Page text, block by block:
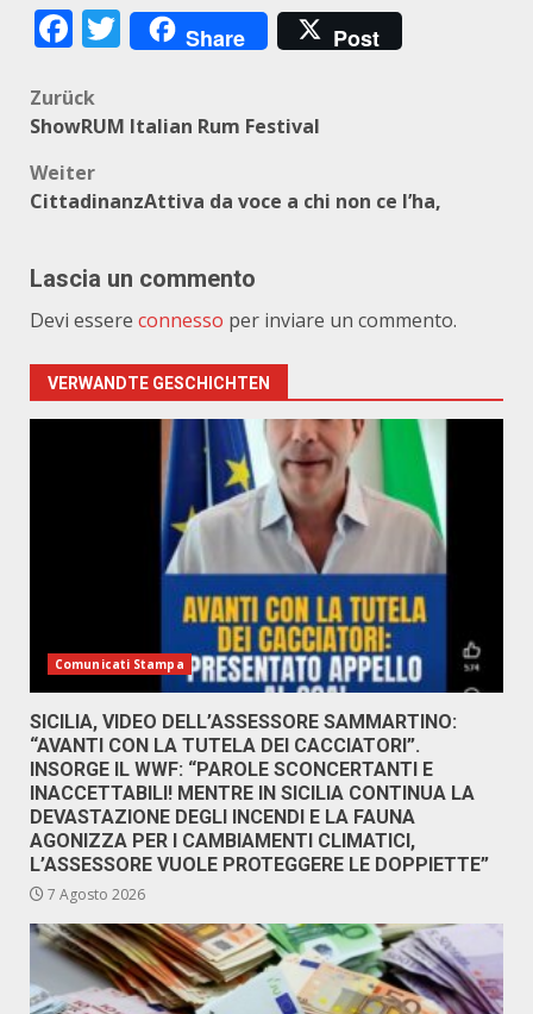
Facebook
Twitter
Share Post
Beitragsnavigation
Zurück
ShowRUM Italian Rum Festival
Weiter
CittadinanzAttiva da voce a chi non ce l’ha,
Lascia un commento
Devi essere connesso per inviare un commento.
VERWANDTE GESCHICHTEN
Comunicati Stampa
SICILIA, VIDEO DELL’ASSESSORE SAMMARTINO:
“AVANTI CON LA TUTELA DEI CACCIATORI”.
INSORGE IL WWF: “PAROLE SCONCERTANTI E
INACCETTABILI! MENTRE IN SICILIA CONTINUA LA
DEVASTAZIONE DEGLI INCENDI E LA FAUNA
AGONIZZA PER I CAMBIAMENTI CLIMATICI,
L’ASSESSORE VUOLE PROTEGGERE LE DOPPIETTE”
7 Agosto 2026